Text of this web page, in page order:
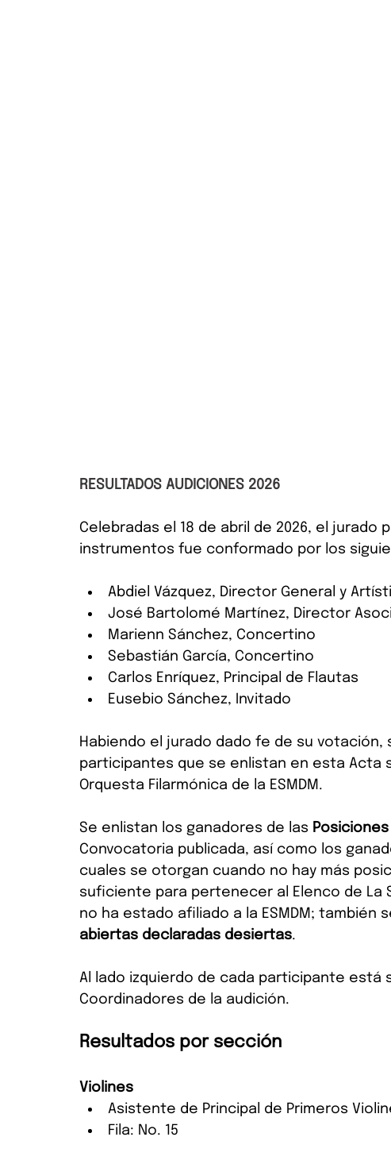
RESULTADOS AUDICIONES 2026
Celebradas el 18 de abril de 2026, el jurado
instrumentos fue conformado por los
Abdiel Vázquez, Director General y
José Bartolomé Martínez, Director
Marienn Sánchez, Concertino
Sebastián García, Concertino
Carlos Enríquez, Principal de Flautas
Eusebio Sánchez, Invitado
Habiendo el jurado dado fe de su
participantes que se enlistan en esta Acta
Orquesta Filarmónica de la ESMDM.
Se enlistan los ganadores de las
Convocatoria publicada, así como los
cuales se otorgan cuando no hay más
suficiente para pertenecer al Elenco de La
no ha estado afiliado a la ESMDM; también
abiertas declaradas desiertas.
Al lado izquierdo de cada participante está
Coordinadores de la audición.
Resultados por sección
Violines
Asistente de Principal de Primeros
Fila: No. 15